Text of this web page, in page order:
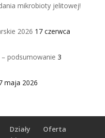
mikrobioty jelitowej!
2026 17 czerwca
– podsumowanie 3
maja 2026
Działy
Oferta